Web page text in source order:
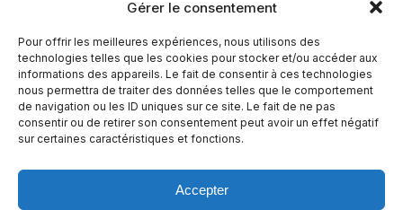
Gérer le consentement
Pour offrir les meilleures expériences, nous utilisons des
technologies telles que les cookies pour stocker et/ou accéder aux
informations des appareils. Le fait de consentir à ces technologies
nous permettra de traiter des données telles que le comportement
de navigation ou les ID uniques sur ce site. Le fait de ne pas
consentir ou de retirer son consentement peut avoir un effet négatif
sur certaines caractéristiques et fonctions.
Accepter
LES BONNES ADRESSES EN VIDÉO SUR INSTAGRAM